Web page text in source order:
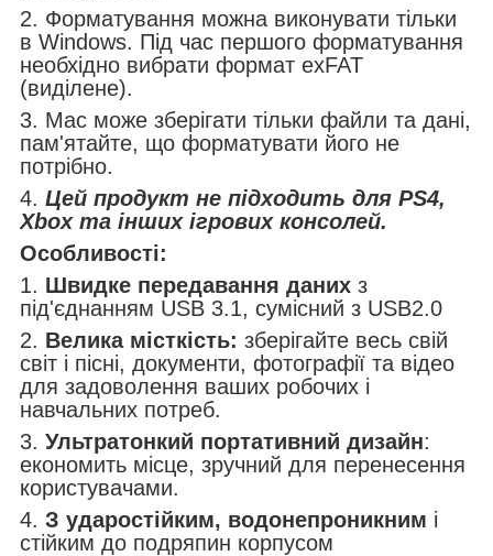
2. Форматування можна виконувати тільки
в Windows. Під час першого форматування
необхідно вибрати формат exFAT
(виділене).
3. Mac може зберігати тільки файли та дані,
пам'ятайте, що форматувати його не
потрібно.
4. Цей продукт не підходить для PS4,
Xbox та інших ігрових консолей.
Особливості:
1. Швидке передавання даних з
під'єднанням USB 3.1, сумісний з USB2.0
2. Велика місткість: зберігайте весь свій
світ і пісні, документи, фотографії та відео
для задоволення ваших робочих і
навчальних потреб.
3. Ультратонкий портативний дизайн:
економить місце, зручний для перенесення
користувачами.
4. З ударостійким, водонепроникним і
стійким до подряпин корпусом